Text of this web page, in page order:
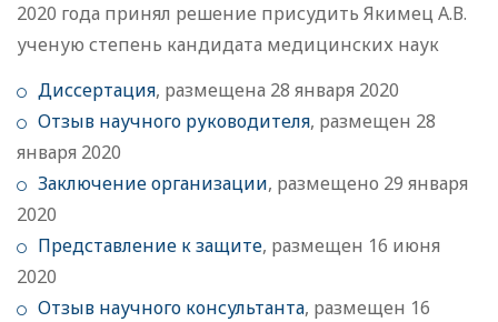
2020 года принял решение присудить Якимец А.В.
ученую степень кандидата медицинских наук
Диссертация, размещена 28 января 2020
Отзыв научного руководителя, размещен 28
января 2020
Заключение организации, размещено 29 января
2020
Представление к защите, размещен 16 июня
2020
Отзыв научного консультанта, размещен 16